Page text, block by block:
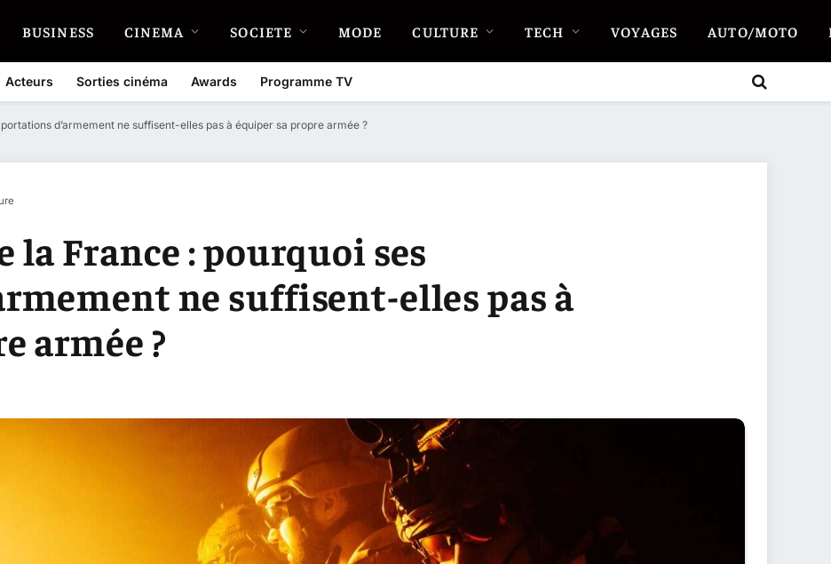
BUSINESS CINEMA SOCIETE MODE CULTURE TECH VOYAGES AUTO/MOTO
Acteurs Sorties cinéma Awards Programme TV
d’armement ne suffisent-elles pas à équiper sa propre armée ?
la France : pourquoi ses
ne suffisent-elles pas à
armée ?